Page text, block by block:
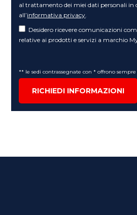
al trattamento dei miei dati personali in
all’informativa privacy.
Desidero ricevere comunicazioni
relative ai prodotti e servizi a marchio
** le sedi contrassegnate con * offrono sempre
RICHIEDI INFORMAZIONI